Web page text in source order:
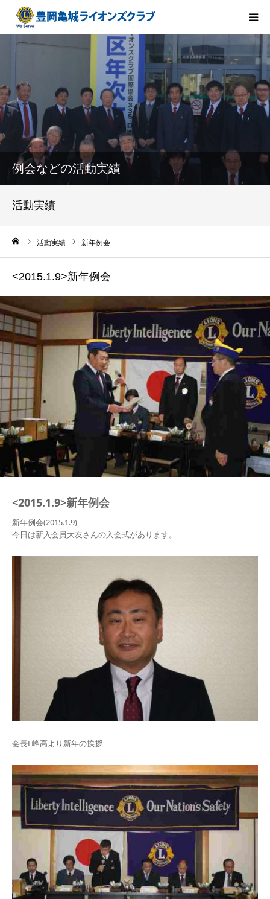
例会などの活動実績
活動実績
活動実績 新年例会
<2015.1.9>新年例会
<2015.1.9>新年例会
新年例会(2015.1.9)
今日は新入会員大友さんの入会式があります。
会長L峰高より新年の挨拶
会長方針
ライオンズクラブとは
クラブ紹介
活動報告